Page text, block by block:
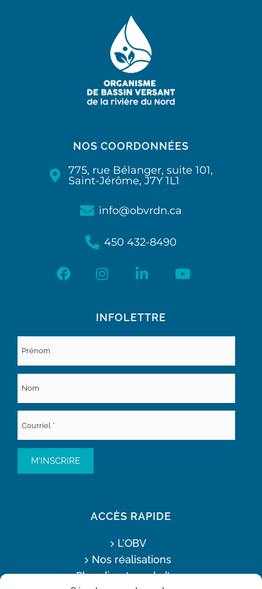
NOS COORDONNÉES
775, rue Bélanger, suite 101,
Saint-Jérôme, J7Y 1L1
info@obvrdn.ca
450 432-8490
INFOLETTRE
ACCÈS RAPIDE
L’OBV
Nos réalisations
Plan directeur de l’eau